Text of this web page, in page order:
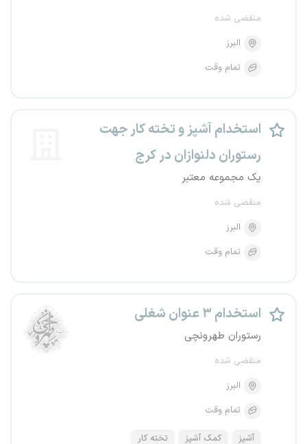
منقضی شده
البرز
تمام وقت
استخدام آشپز و تخته کار جهت
رستوران دلنوازان در کرج
یک مجموعه معتبر
منقضی شده
البرز
تمام وقت
استخدام ۳ عنوان شغلی
رستوران طهرونچی
منقضی شده
البرز
تمام وقت
آشپز کمک آشپز تخته کار